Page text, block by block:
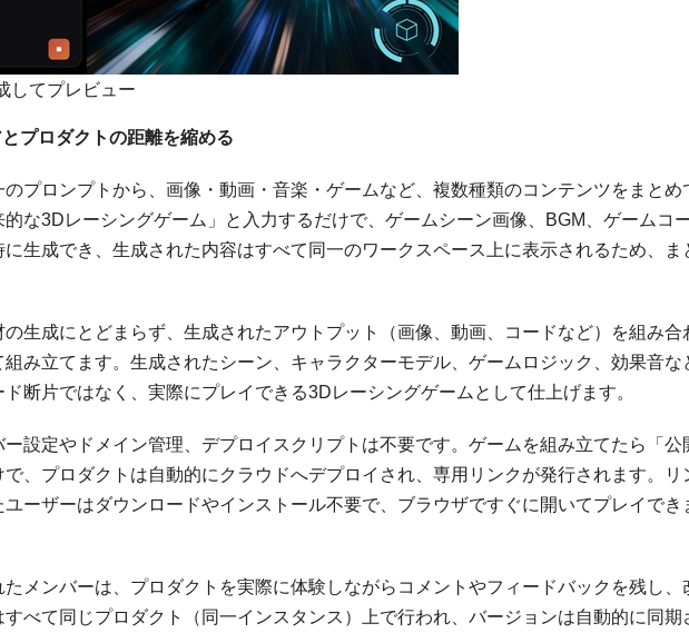
してプレビュー
プロダクトの距離を縮める
のプロンプトから、画像・動画・音楽・ゲームなど、複数種類のコンテンツをまとめ
な3Dレーシングゲーム」と入力するだけで、ゲームシーン画像、BGM、ゲームコ
生成でき、生成された内容はすべて同一のワークスペース上に表示されるため、ま
の生成にとどまらず、生成されたアウトプット（画像、動画、コードなど）を組み合
み立てます。生成されたシーン、キャラクターモデル、ゲームロジック、効果音な
断片ではなく、実際にプレイできる3Dレーシングゲームとして仕上げます。
ー設定やドメイン管理、デプロイスクリプトは不要です。ゲームを組み立てたら「公
、プロダクトは自動的にクラウドへデプロイされ、専用リンクが発行されます。リ
ーザーはダウンロードやインストール不要で、ブラウザですぐに開いてプレイでき
たメンバーは、プロダクトを実際に体験しながらコメントやフィードバックを残し、
べて同じプロダクト（同一インスタンス）上で行われ、バージョンは自動的に同期